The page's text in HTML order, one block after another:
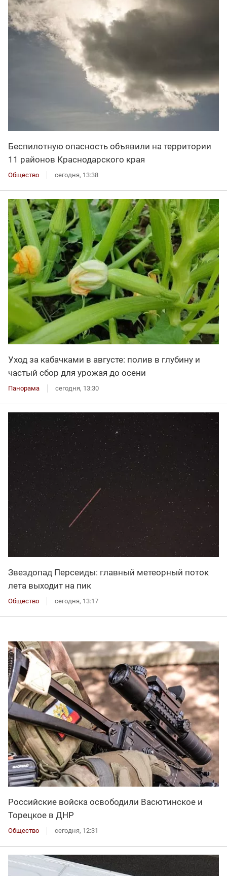
Беспилотную опасность объявили на территории
11 районов Краснодарского края
Общество сегодня, 13:38
Уход за кабачками в августе: полив в глубину и
частый сбор для урожая до осени
Панорама сегодня, 13:30
Звездопад Персеиды: главный метеорный поток
лета выходит на пик
Общество сегодня, 13:17
Российские войска освободили Васютинское и
Торецкое в ДНР
Общество сегодня, 12:31